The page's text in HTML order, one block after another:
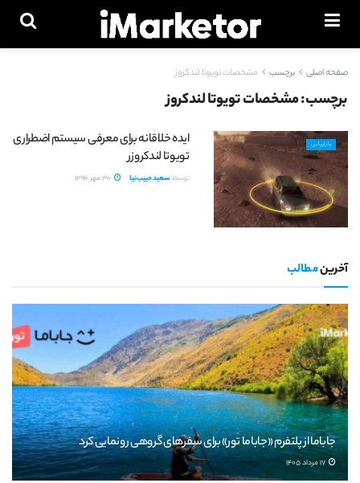
صفحه اصلی برچسب مشخصات تویوتا لندکروز
برچسب:مشخصات تویوتا لندکروز
بازاریابی
ایده خلاقانه برای معرفی سیستم اضطراری
تویوتا لندکروزر
توسط سعید حبیب‌نیا
آخرینمطالب
جاباما از پلتفرم «جاباما تور» برای سفرهای گروهی رونمایی کرد
17 مرداد 1405